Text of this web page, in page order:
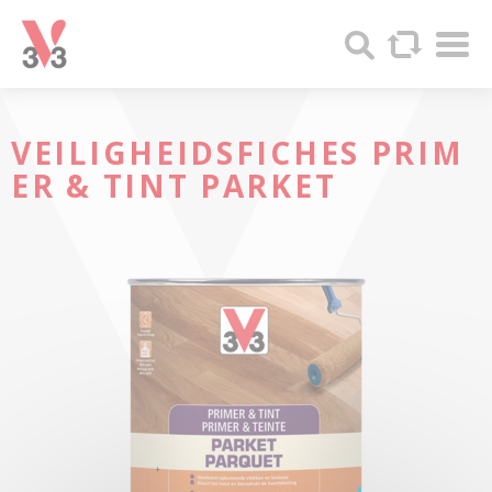
V33
Peintures
Search
VEILIGHEIDSFICHES PRIM
ER & TINT PARKET